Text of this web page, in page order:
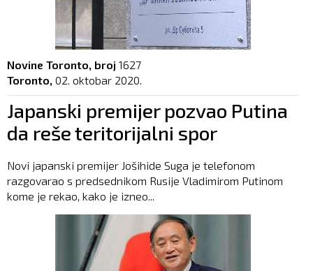
Novine Toronto, broj 1627
Toronto, 02. oktobar 2020.
Japanski premijer pozvao Putina
da reše teritorijalni spor
Novi japanski premijer Jošihide Suga je telefonom
razgovarao s predsednikom Rusije Vladimirom Putinom
kome je rekao, kako je izneo...